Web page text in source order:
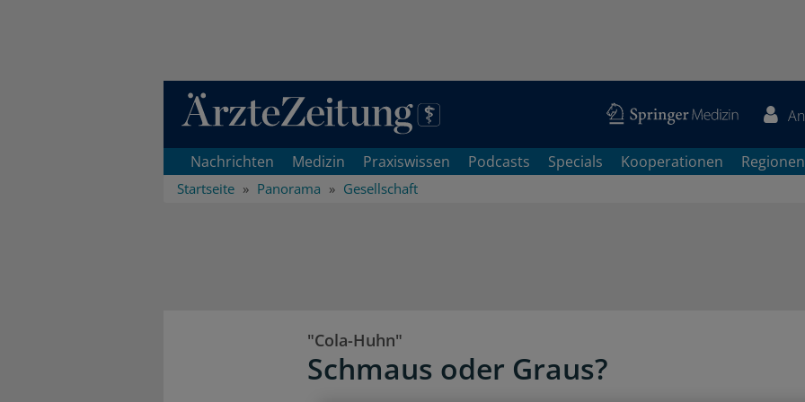
Direkt zum Inhaltsbereich
Nachrichten Medizin Praxiswissen Podcasts Specials Kooperationen Regionen
Startseite Panorama Gesellschaft
"Cola-Huhn"
Schmaus oder Graus?